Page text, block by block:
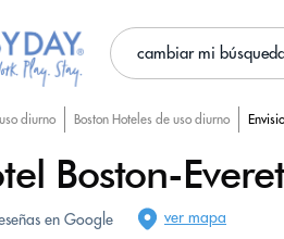
cambiar mi
diurno Boston Hoteles de uso diurno
Boston-
en Google ver mapa